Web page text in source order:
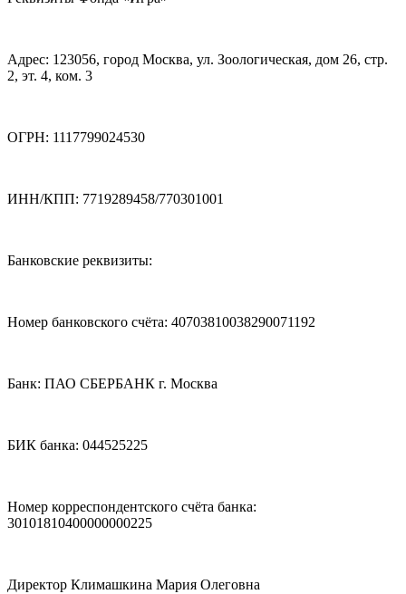
Адрес: 123056, город Москва, ул. Зоологическая, дом 26, стр.
2, эт. 4, ком. 3
ОГРН: 1117799024530
ИНН/КПП: 7719289458/770301001
Банковские реквизиты:
Номер банковского счёта: 40703810038290071192
Банк: ПАО СБЕРБАНК г. Москва
БИК банка: 044525225
Номер корреспондентского счёта банка:
30101810400000000225
Директор Климашкина Мария Олеговна